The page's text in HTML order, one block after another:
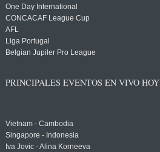
One Day International
CONCACAF League Cup
AFL
Liga Portugal
Belgian Jupiler Pro League
PRINCIPALES EVENTOS EN VIVO HOY
Vietnam - Cambodia
Singapore - Indonesia
Iva Jovic - Alina Korneeva